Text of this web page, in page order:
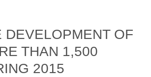
DEVELOPMENT OF
THAN 1,500
2015